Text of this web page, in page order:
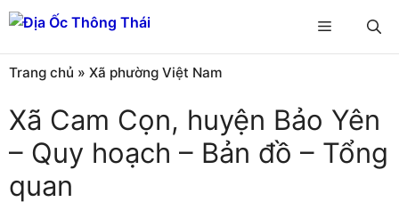
Chuyển
đến
nội
dung
Menu
Trang chủ » Xã phường Việt Nam
Xã Cam Cọn, huyện Bảo Yên
– Quy hoạch – Bản đồ – Tổng
quan